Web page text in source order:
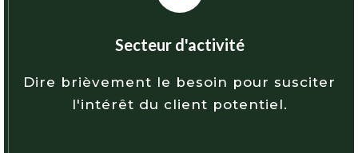
Secteur d'activité
Dire brièvement le besoin pour susciter
l'intérêt du client potentiel.